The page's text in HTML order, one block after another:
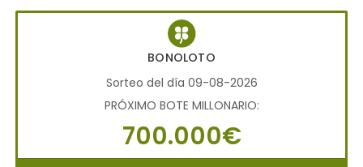
BONOLOTO
Sorteo del día 09-08-2026
PRÓXIMO BOTE MILLONARIO:
700.000€